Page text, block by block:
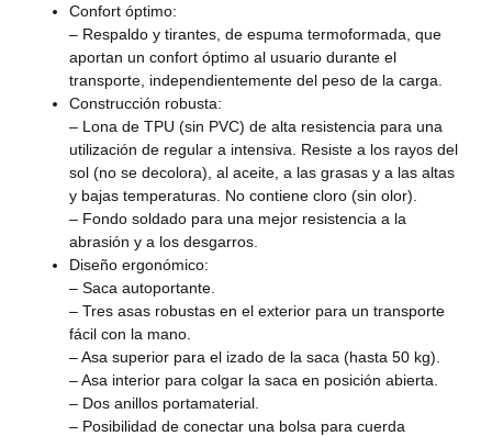
Confort óptimo:
– Respaldo y tirantes, de espuma termoformada, que
aportan un confort óptimo al usuario durante el
transporte, independientemente del peso de la carga.
Construcción robusta:
– Lona de TPU (sin PVC) de alta resistencia para una
utilización de regular a intensiva. Resiste a los rayos del
sol (no se decolora), al aceite, a las grasas y a las altas
y bajas temperaturas. No contiene cloro (sin olor).
– Fondo soldado para una mejor resistencia a la
abrasión y a los desgarros.
Diseño ergonómico:
– Saca autoportante.
– Tres asas robustas en el exterior para un transporte
fácil con la mano.
– Asa superior para el izado de la saca (hasta 50 kg).
– Asa interior para colgar la saca en posición abierta.
– Dos anillos portamaterial.
– Posibilidad de conectar una bolsa para cuerda